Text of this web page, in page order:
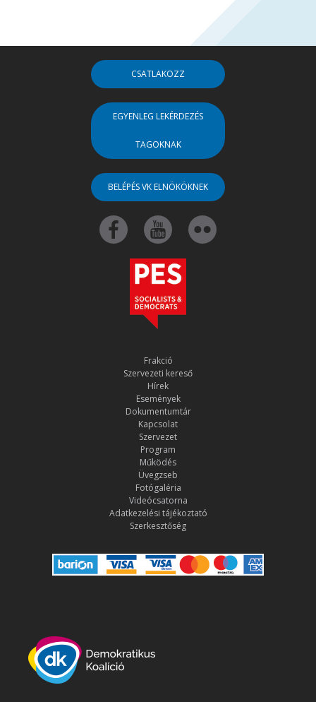
CSATLAKOZZ
EGYENLEG LEKÉRDEZÉS
TAGOKNAK
BELÉPÉS VK ELNÖKÖKNEK
Frakció
Szervezeti kereső
Hírek
Események
Dokumentumtár
Kapcsolat
Szervezet
Program
Működés
Üvegzseb
Fotógaléria
Videócsatorna
Adatkezelési tájékoztató
Szerkesztőség